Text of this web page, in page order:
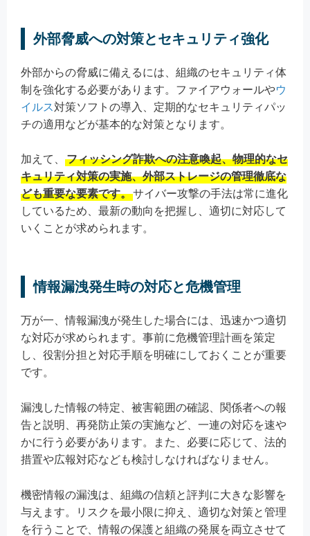
外部脅威への対策とセキュリティ強化
外部からの脅威に備えるには、組織のセキュリティ体
制を強化する必要があります。ファイアウォールやウ
イルス対策ソフトの導入、定期的なセキュリティパッ
チの適用などが基本的な対策となります。
加えて、
フィッシング詐欺への注意喚起、物理的なセ
キュリティ対策の実施、外部ストレージの管理徹底な
ども重要な要素です。サイバー攻撃の手法は常に進化
しているため、最新の動向を把握し、適切に対応して
いくことが求められます。
情報漏洩発生時の対応と危機管理
万が一、情報漏洩が発生した場合には、迅速かつ適切
な対応が求められます。事前に危機管理計画を策定
し、役割分担と対応手順を明確にしておくことが重要
です。
漏洩した情報の特定、被害範囲の確認、関係者への報
告と説明、再発防止策の実施など、一連の対応を速や
かに行う必要があります。また、必要に応じて、法的
措置や広報対応なども検討しなければなりません。
機密情報の漏洩は、組織の信頼と評判に大きな影響を
与えます。リスクを最小限に抑え、適切な対策と管理
を行うことで、情報の保護と組織の発展を両立させて